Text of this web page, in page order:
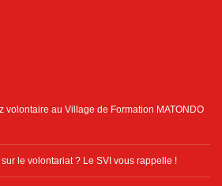
volontaire au Village de Formation MATONDO
le volontariat ? Le SVI vous rappelle !